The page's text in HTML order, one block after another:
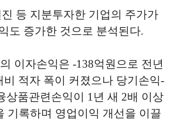
등 지분투자한 기업의 주가가
도 증가한 것으로 분석된다.
이자손익은 -138억원으로 전년
비 적자 폭이 커졌으나 당기손익-
상품관련손익이 1년 새 2배 이상
기록하며 영업이익 개선을 이끌